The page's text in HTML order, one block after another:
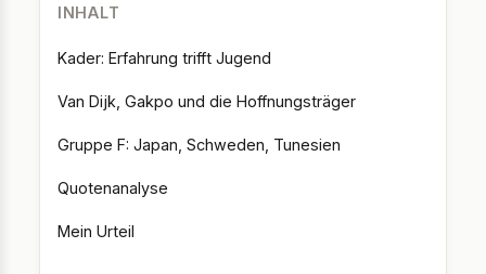
INHALT
Kader: Erfahrung trifft Jugend
Van Dijk, Gakpo und die Hoffnungsträger
Gruppe F: Japan, Schweden, Tunesien
Quotenanalyse
Mein Urteil